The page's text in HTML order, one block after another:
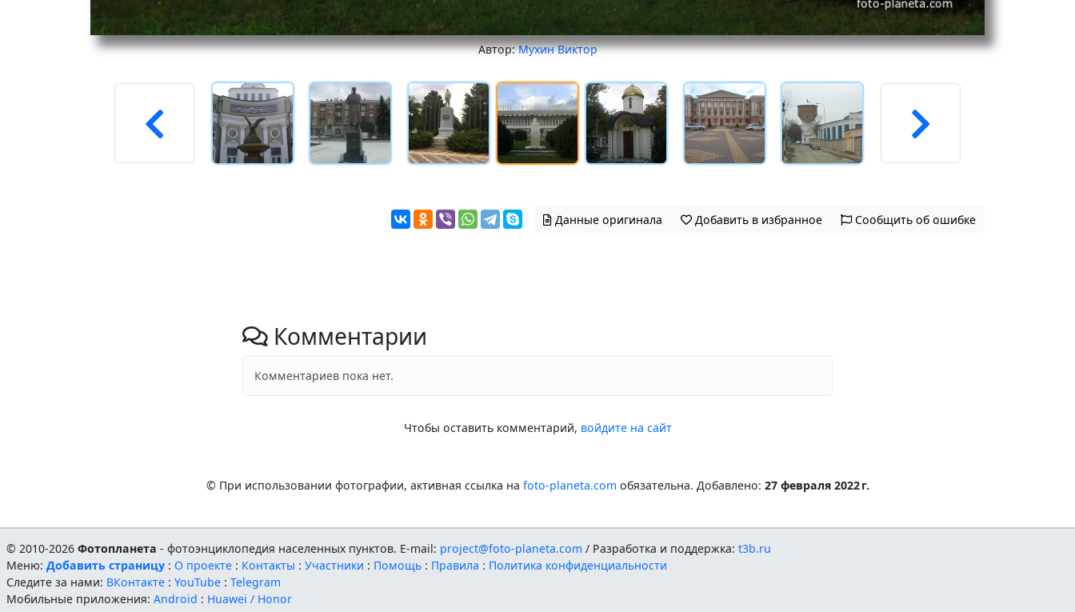
Автор:Мухин Виктор
Данные оригинала Добавить в избранное Сообщить об ошибке
Комментарии
Комментариев пока нет.
Чтобы оставить комментарий, войдите на сайт
© При использовании фотографии, активная ссылка на foto-planeta.com обязательна. Добавлено: 27 февраля 2022 г.
© 2010-2026Фотопланета - фотоэнциклопедия населенных пунктов. E-mail: project@foto-planeta.com / Разработка и поддержка:t3b.ru
Меню:Добавить страницу : О проекте : Контакты :Участники : Помощь : Правила : Политика конфиденциальности
Следите за нами: ВКонтакте :YouTube :Telegram
Мобильные приложения:Android : Huawei / Honor